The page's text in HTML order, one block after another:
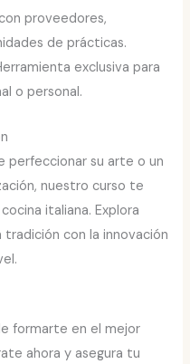
proveedores,
de prácticas.
exclusiva para
o personal.
perfeccionar su arte o un
nuestro curso te
italiana. Explora
tradición con la innovación
formarte en el mejor
ahora y asegura tu